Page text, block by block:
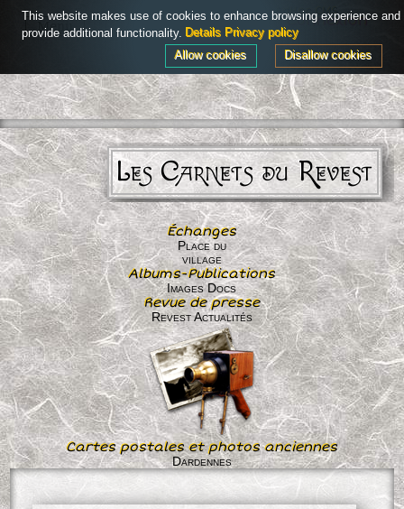
Menu
Les Carnets du Revest
Connexion
Place du
village
Échanges
Images Docs
Albums-Publications
Revest Actualités
Revue de presse
Dardennes
Cartes postales et photos anciennes
Powered byAdHoc CMS
This website makes use of cookies to enhance browsing experience and
provide additional functionality. Details Privacy policy
Disallow cookies
Allow cookies